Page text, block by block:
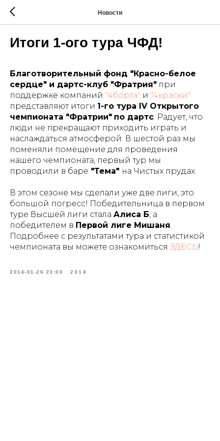
Новости
Итоги 1-ого тура ЧФД!
Благотворительный фонд "Красно-белое
сердце" и дартс-клуб "Фратрия" при
поддержке компаний "4борта" и "4краски"
представляют итоги 1-го тура IV Открытого
чемпионата "Фратрии" по дартс. Радует, что
люди не прекращают приходить играть и
наслаждаться атмосферой. В шестой раз мы
поменяли помещение для проведения
нашего чемпионата, первый тур мы
проводили в баре "Тема" на Чистых прудах.
В этом сезоне мы сделали уже две лиги, это
большой погресс! Победительница в первом
туре Высшей лиги стала Алиса Б, а
победителем в Первой лиге Мишаня.
Подробнее с результатами тура и статистикой
чемпионата вы можете ознакомиться ЗДЕСЬ!
2014-01-26 23:00 2014